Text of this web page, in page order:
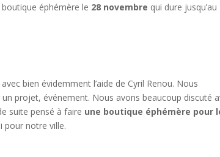
éphémère le 28 novembre qui dure jusqu’au
bien évidemment l’aide de Cyril Renou. Nous
projet, événement. Nous avons beaucoup discuté
suite pensé à faire une boutique éphémère pour
pour notre ville.